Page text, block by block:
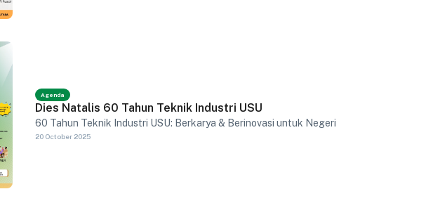
Agenda
Dies Natalis 60 Tahun Teknik Industri USU
60 Tahun Teknik Industri USU: Berkarya & Berinovasi untuk Negeri
20 October 2025